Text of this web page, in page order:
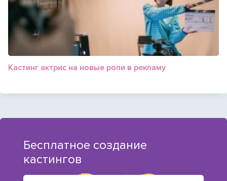
Кастинг актрис на новые роли в рекламу
Бесплатное создание
кастингов